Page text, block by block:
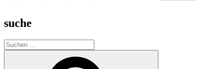
suche
Suche
nach: